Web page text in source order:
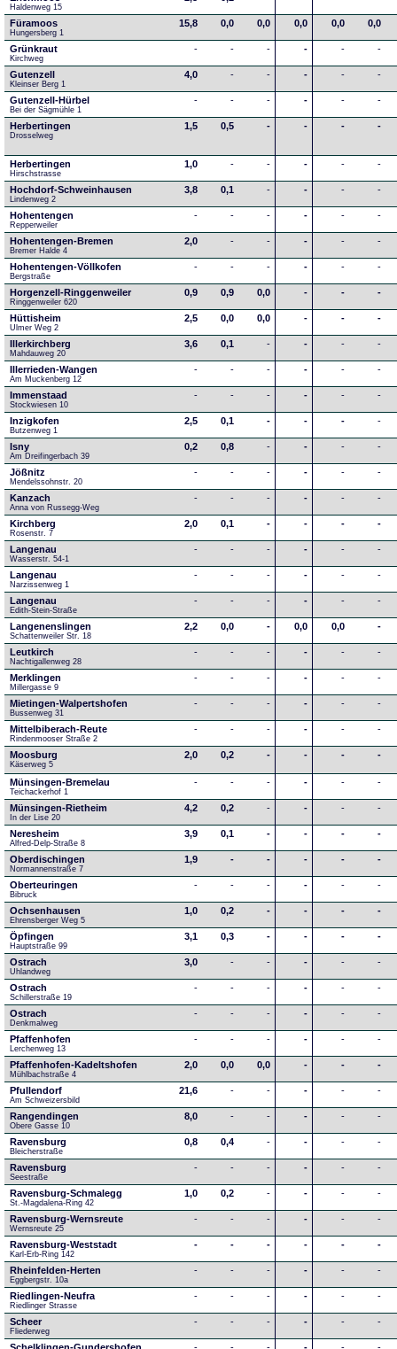
Haldenweg 15
Füramoos
Hungersberg 1
15,8 0,0 0,0 0,0 0,0 0,0
Grünkraut
Kirchweg
- - - - - -
Gutenzell
Kleinser Berg 1
4,0 - - - - -
Gutenzell-Hürbel
Bei der Sägmühle 1
- - - - - -
Herbertingen
Drosselweg
1,5 0,5 - - - -
Herbertingen
Hirschstrasse
1,0 - - - - -
Hochdorf-Schweinhausen
Lindenweg 2
3,8 0,1 - - - -
Hohentengen
Repperweiler
- - - - - -
Hohentengen-Bremen
Bremer Halde 4
2,0 - - - - -
Hohentengen-Völlkofen
Bergstraße
- - - - - -
Horgenzell-Ringgenweiler
Ringgenweiler 620
0,9 0,9 0,0 - - -
Hüttisheim
Ulmer Weg 2
2,5 0,0 0,0 - - -
Illerkirchberg
Mahdauweg 20
3,6 0,1 - - - -
Illerrieden-Wangen
Am Muckenberg 12
- - - - - -
Immenstaad
Stockwiesen 10
- - - - - -
Inzigkofen
Butzenweg 1
2,5 0,1 - - - -
Isny
Am Dreifingerbach 39
0,2 0,8 - - - -
Jößnitz
Mendelssohnstr. 20
- - - - - -
Kanzach
Anna von Russegg-Weg
- - - - - -
Kirchberg
Rosenstr. 7
2,0 0,1 - - - -
Langenau
Wasserstr. 54-1
- - - - - -
Langenau
Narzissenweg 1
- - - - - -
Langenau
Edith-Stein-Straße
- - - - - -
Langenenslingen
Schattenweiler Str. 18
2,2 0,0 - 0,0 0,0 -
Leutkirch
Nachtigallenweg 28
- - - - - -
Merklingen
Millergasse 9
- - - - - -
Mietingen-Walpertshofen
Bussenweg 31
- - - - - -
Mittelbiberach-Reute
Rindenmooser Straße 2
- - - - - -
Moosburg
Käserweg 5
2,0 0,2 - - - -
Münsingen-Bremelau
Teichackerhof 1
- - - - - -
Münsingen-Rietheim
In der Lise 20
4,2 0,2 - - - -
Neresheim
Alfred-Delp-Straße 8
3,9 0,1 - - - -
Oberdischingen
Normannenstraße 7
1,9 - - - - -
Oberteuringen
Bibruck
- - - - - -
Ochsenhausen
Ehrensberger Weg 5
1,0 0,2 - - - -
Öpfingen
Hauptstraße 99
3,1 0,3 - - - -
Ostrach
Uhlandweg
3,0 - - - - -
Ostrach
Schillerstraße 19
- - - - - -
Ostrach
Denkmalweg
- - - - - -
Pfaffenhofen
Lerchenweg 13
- - - - - -
Pfaffenhofen-Kadeltshofen
Mühlbachstraße 4
2,0 0,0 0,0 - - -
Pfullendorf
Am Schweizersbild
21,6 - - - - -
Rangendingen
Obere Gasse 10
8,0 - - - - -
Ravensburg
Bleicherstraße
0,8 0,4 - - - -
Ravensburg
Seestraße
- - - - - -
Ravensburg-Schmalegg
St.-Magdalena-Ring 42
1,0 0,2 - - - -
Ravensburg-Wernsreute
Wernsreute 25
- - - - - -
Ravensburg-Weststadt
Karl-Erb-Ring 142
- - - - - -
Rheinfelden-Herten
Eggbergstr. 10a
- - - - - -
Riedlingen-Neufra
Riedlinger Strasse
- - - - - -
Scheer
Fliederweg
- - - - - -